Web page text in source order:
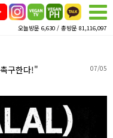
오늘방문 6,630 / 총방문 81,116,097
구한다!" 07/05